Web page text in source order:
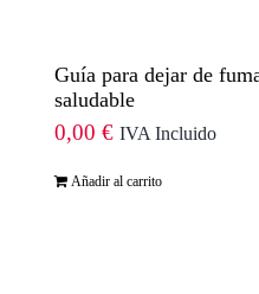
Guía para dejar de
saludable
0,00 € IVA Incluido
Añadir al carrito